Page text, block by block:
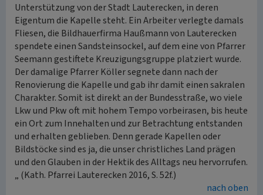
Unterstützung von der Stadt Lauterecken, in deren
Eigentum die Kapelle steht. Ein Arbeiter verlegte damals
Fliesen, die Bildhauerfirma Haußmann von Lauterecken
spendete einen Sandsteinsockel, auf dem eine von Pfarrer
Seemann gestiftete Kreuzigungsgruppe platziert wurde.
Der damalige Pfarrer Köller segnete dann nach der
Renovierung die Kapelle und gab ihr damit einen sakralen
Charakter. Somit ist direkt an der Bundesstraße, wo viele
Lkw und Pkw oft mit hohem Tempo vorbeirasen, bis heute
ein Ort zum Innehalten und zur Betrachtung entstanden
und erhalten geblieben. Denn gerade Kapellen oder
Bildstöcke sind es ja, die unser christliches Land prägen
und den Glauben in der Hektik des Alltags neu hervorrufen.
„ (Kath. Pfarrei Lauterecken 2016, S. 52f.)
nach oben